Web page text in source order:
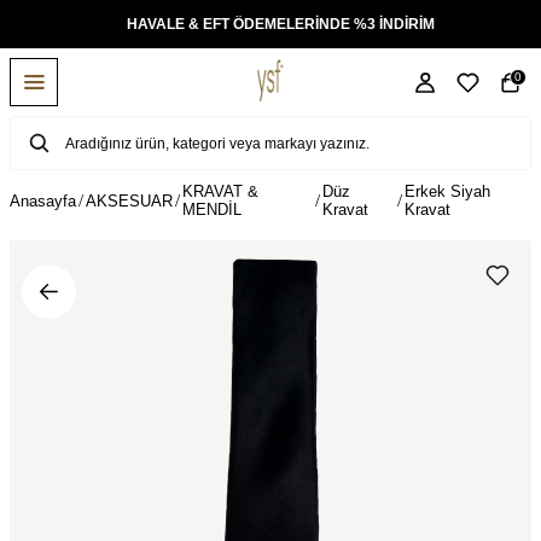
HAVALE & EFT ÖDEMELERİNDE %3 İNDİRİM
0
Anasayfa AKSESUAR
KRAVAT &
MENDİL
Düz
Kravat
Erkek Siyah
Kravat